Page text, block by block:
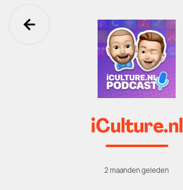
Ga terug
iCulture.nl
2 maanden geleden